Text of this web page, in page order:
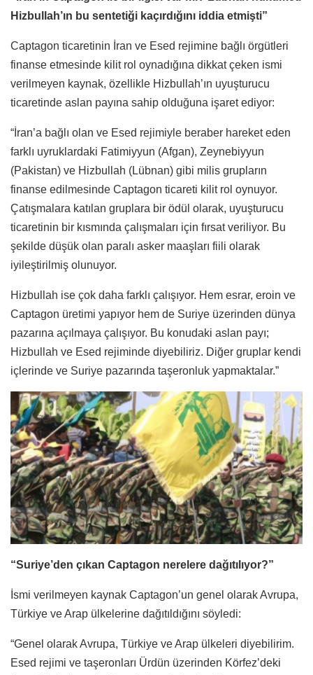
Hizbullah’ın bu sentetiği kaçırdığını iddia etmişti”
Captagon ticaretinin İran ve Esed rejimine bağlı örgütleri
finanse etmesinde kilit rol oynadığına dikkat çeken ismi
verilmeyen kaynak, özellikle Hizbullah’ın uyuşturucu
ticaretinde aslan payına sahip olduğuna işaret ediyor:
“İran’a bağlı olan ve Esed rejimiyle beraber hareket eden
farklı uyruklardaki Fatimiyyun (Afgan), Zeynebiyyun
(Pakistan) ve Hizbullah (Lübnan) gibi milis grupların
finanse edilmesinde Captagon ticareti kilit rol oynuyor.
Çatışmalara katılan gruplara bir ödül olarak, uyuşturucu
ticaretinin bir kısmında çalışmaları için fırsat veriliyor. Bu
şekilde düşük olan paralı asker maaşları fiili olarak
iyileştirilmiş olunuyor.
Hizbullah ise çok daha farklı çalışıyor. Hem esrar, eroin ve
Captagon üretimi yapıyor hem de Suriye üzerinden dünya
pazarına açılmaya çalışıyor. Bu konudaki aslan payı;
Hizbullah ve Esed rejiminde diyebiliriz. Diğer gruplar kendi
içlerinde ve Suriye pazarında taşeronluk yapmaktalar.”
“Suriye’den çıkan Captagon nerelere dağıtılıyor?”
İsmi verilmeyen kaynak Captagon’un genel olarak Avrupa,
Türkiye ve Arap ülkelerine dağıtıldığını söyledi:
“Genel olarak Avrupa, Türkiye ve Arap ülkeleri diyebilirim.
Esed rejimi ve taşeronları Ürdün üzerinden Körfez’deki